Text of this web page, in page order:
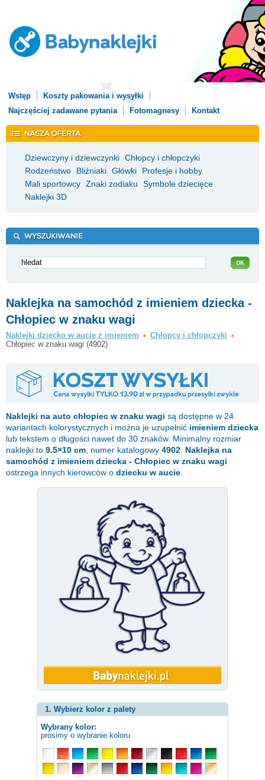
Wstęp
Koszty pakowania i wysyłki
Najczęściej zadawane pytania
Fotomagnesy Kontakt
Dziewczyny i dziewczynki Chłopcy i chłopczyki
Rodzeństwo
Bliźniaki Główki
Profesje i hobby
Mali sportowcy Znaki zodiaku
Symbole dziecięce
Naklejki 3D
Naklejka na samochód z imieniem dziecka -
Chłopiec w znaku wagi
Naklejki dziecko w aucie z imieniem
Chłopcy i chłopczyki
Chłopiec w znaku wagi (4902)
Naklejki na auto chłopiec w znaku wagi są dostępne w 24
wariantach kolorystycznych i można je uzupełnić imieniem dziecka
lub tekstem o długości nawet do 30 znaków. Minimalny rozmiar
naklejki to 9.5×10 cm , numer katalogowy 4902 Naklejka na
samochód z imieniem dziecka - Chłopiec w znaku wagi
ostrzega innych kierowców o dziecku w aucie
1. Wybierz kolor z palety
Wybrany kolor:
prosimy o wybranie koloru